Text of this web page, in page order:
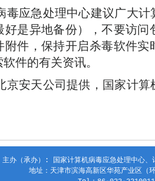
毒应急处理中心建议广大
好是异地备份），不要访
附件，保持开启杀毒软件
件的有关资讯。
京安天公司提供，国家计
主办（承办）: 国家计算机病毒应急处理中心
地址：天津市滨海高新区华苑产业区